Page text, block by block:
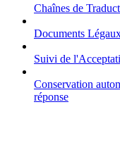
Chaînes de
Documents
Suivi de
Conservation
réponse